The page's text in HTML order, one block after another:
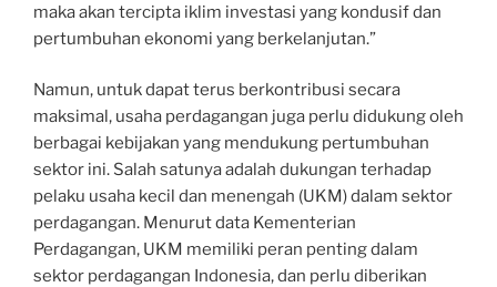
maka akan tercipta iklim investasi yang kondusif dan
pertumbuhan ekonomi yang berkelanjutan.”
Namun, untuk dapat terus berkontribusi secara
maksimal, usaha perdagangan juga perlu didukung oleh
berbagai kebijakan yang mendukung pertumbuhan
sektor ini. Salah satunya adalah dukungan terhadap
pelaku usaha kecil dan menengah (UKM) dalam sektor
perdagangan. Menurut data Kementerian
Perdagangan, UKM memiliki peran penting dalam
sektor perdagangan Indonesia, dan perlu diberikan